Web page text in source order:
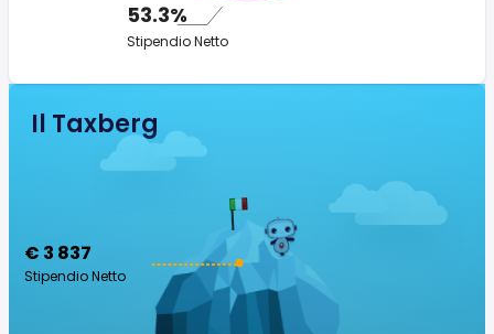
53.3%
Stipendio Netto
Il Taxberg
€ 3 837
Stipendio Netto